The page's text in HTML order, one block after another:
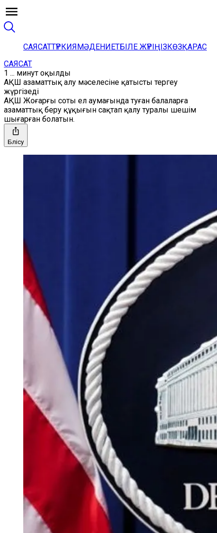
САЯСАТТҮРКИЯМӘДЕНИЕТБІЛЕ ЖҮРІҢІЗКӨЗҚАРАС
САЯСАТ
1 ... минут оқылды
АҚШ азаматтық алу мәселесіне қатысты тергеу
жүргізеді
АҚШ Жоғарғы соты ел аумағында туған балаларға
азаматтық беру құқығын сақтап қалу туралы шешім
шығарған болатын.
Бөлісу